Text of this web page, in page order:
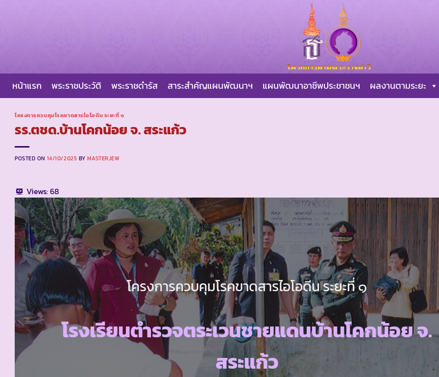
หน้าแรก พระราชประวัติ พระราชดำรัส สาระสำคัญแผนพัฒนาฯ แผนพัฒนาอาชีพประชาชนฯ ผลงานตามระยะ
โครงการควบคุมโรคขาดสารไอโอดีน ระยะที่ ๑
รร.ตชด.บ้านโคกน้อย จ. สระแก้ว
POSTED ON 14/10/2025 BYMASTERJEW
Views:68
โครงการควบคุมโรคขาดสารไอโอดีน ระยะที่ ๑
โรงเรียนตำรวจตระเวนชายแดนบ้านโคกน้อย จ.
สระแก้ว